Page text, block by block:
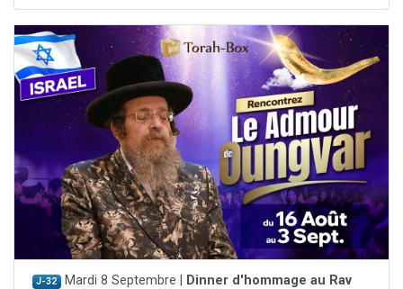
J-32 Mardi 8 Septembre |
Dinner d'hommage au Rav